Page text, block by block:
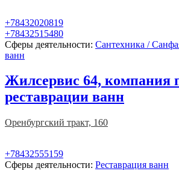
+78432020819
+78432515480
Сферы деятельности: Сантехника /
ванн
Жилсервис 64, компания
реставрации ванн
Оренбургский тракт, 160
+78432555159
Сферы деятельности: Реставрация ванн